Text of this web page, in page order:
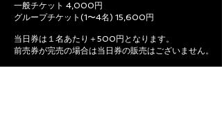
一般チケット 4,000円
グループチケット(1〜4名) 15,600円
当日券は１名あたり＋500円となります。
前売券が完売の場合は当日券の販売はございません。